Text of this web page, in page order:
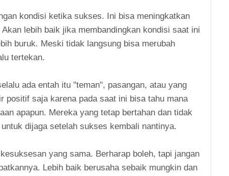
kondisi ketika sukses. Ini bisa meningkatkan
lebih baik jika membandingkan kondisi saat ini
buruk. Meski tidak langsung bisa merubah
tertekan.
ada entah itu "teman", pasangan, atau yang
positif saja karena pada saat ini bisa tahu mana
apapun. Mereka yang tetap bertahan dan tidak
dijaga setelah sukses kembali nantinya.
yang sama. Berharap boleh, tapi jangan
Lebih baik berusaha sebaik mungkin dan